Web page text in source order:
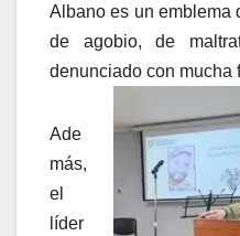
Albano es un emblema
de agobio, de
denunciado con mucha
Ade
más,
el
líder